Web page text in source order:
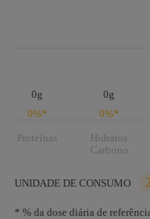
0g
0%*
Proteínas
0g
0%*
Hidratos
Carbono
UNIDADE DE CONSUMO
* % da dose diária de